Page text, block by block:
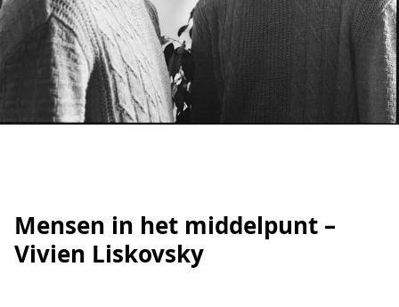
Mensen in het middelpunt –
Vivien Liskovsky